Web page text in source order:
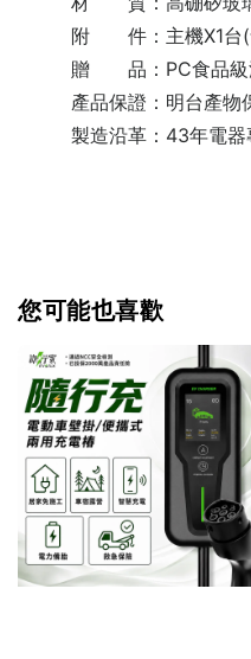
附 件：主機X1台(
贈 品：PC食品級
產品保證：明台產
製造沿革：43年電
您可能也喜歡